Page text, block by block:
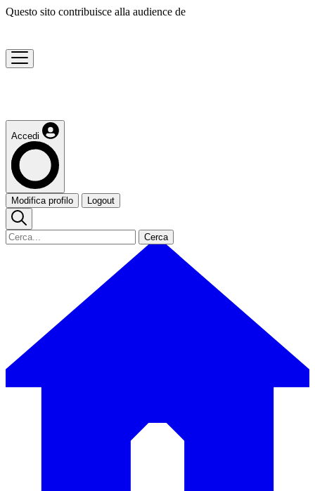
Questo sito contribuisce alla audience de
Accedi
Modifica profilo Logout
Cerca